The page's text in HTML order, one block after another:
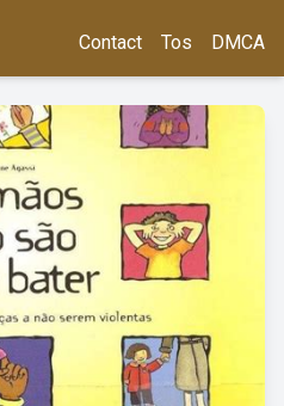
Contact Tos DMCA